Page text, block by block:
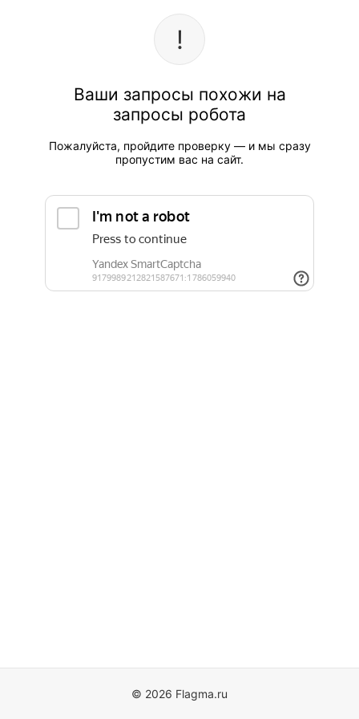
Ваши запросы похожи на
запросы робота
Пожалуйста, пройдите проверку — и мы сразу
пропустим вас на сайт.
© 2026 Flagma.ru